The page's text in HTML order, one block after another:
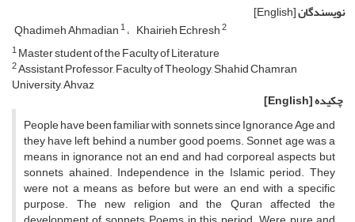
نویسندگان[English]
Qhadimeh Ahmadian1 Khairieh Echresh2
1Master student of the Faculty of Literature
2Assistant Professor, Faculty of Theology, Shahid Chamran
University, Ahvaz
چکیده[English]
People have been familiar with sonnets since Ignorance Age and
they have left behind a number good poems. Sonnet age was a
means in ignorance not an end and had corporeal aspects but
sonnets ahained. Independence in the Islamic period. They
were not a means as before but were an end with a specific
purpose. The new religion and the Quran affected the